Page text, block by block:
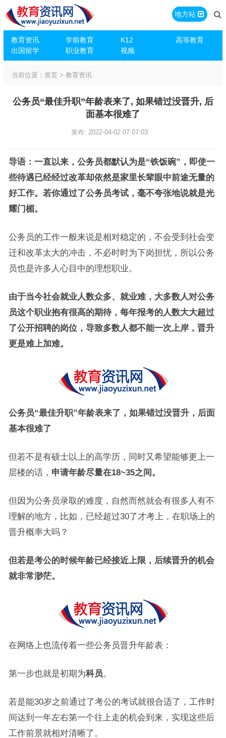
教育资讯 学前教育 K12
高等教育
出国留学
职业教育 视频
地方站
当前位置： 首页> 教育资讯
公务员“最佳升职”年龄表来了, 如果错过没晋升, 后
面基本很难了
发布: 2022-04-02 07:07:03
导语：一直以来，公务员都默认为是“铁饭碗”，即使一
些待遇已经经过改革却依然是家里长辈眼中前途无量的
好工作。若你通过了公务员考试，毫不夸张地说就是光
耀门楣。
公务员的工作一般来说是相对稳定的，不会受到社会变
迁和改革太大的冲击，不必时时为下岗担忧，所以公务
员也是许多人心目中的理想职业。
由于当今社会就业人数众多、就业难，大多数人对公务
员这个职业抱有很高的期待，每年报考的人数大大超过
了公开招聘的岗位，导致多数人都不能一次上岸，晋升
更是难上加难。
公务员“最佳升职”年龄表来了，如果错过没晋升，后面
基本很难了
但若不是有硕士以上的高学历，同时又希望能够更上一
层楼的话， 申请年龄尽量在18~35之间。
但因为公务员录取的难度，自然而然就会有很多人有不
理解的地方，比如，已经超过30了才考上，在职场上的
晋升概率大吗？
但若是考公的时候年龄已经接近上限，后续晋升的机会
就非常渺茫。
在网络上也流传着一些公务员晋升年龄表：
第一步也就是初期为科员。
若是能30岁之前通过了考公的考试就很合适了，工作时
间达到一年左右第一个往上走的机会到来，实现这些后
工作前景就相对清晰了。